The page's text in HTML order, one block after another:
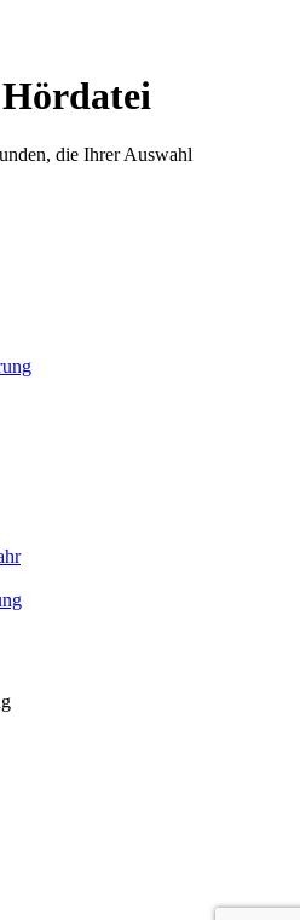
die Ihrer Auswahl